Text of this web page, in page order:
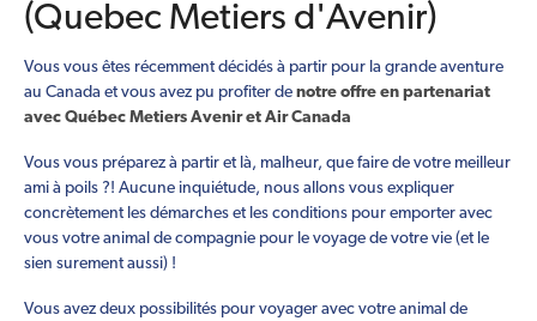
(Quebec Metiers d'Avenir)
Vous vous êtes récemment décidés à partir pour la grande aventure
au Canada et vous avez pu profiter de notre offre en partenariat
avec Québec Metiers Avenir et Air Canada
Vous vous préparez à partir et là, malheur, que faire de votre meilleur
ami à poils ?! Aucune inquiétude, nous allons vous expliquer
concrètement les démarches et les conditions pour emporter avec
vous votre animal de compagnie pour le voyage de votre vie (et le
sien surement aussi) !
Vous avez deux possibilités pour voyager avec votre animal de